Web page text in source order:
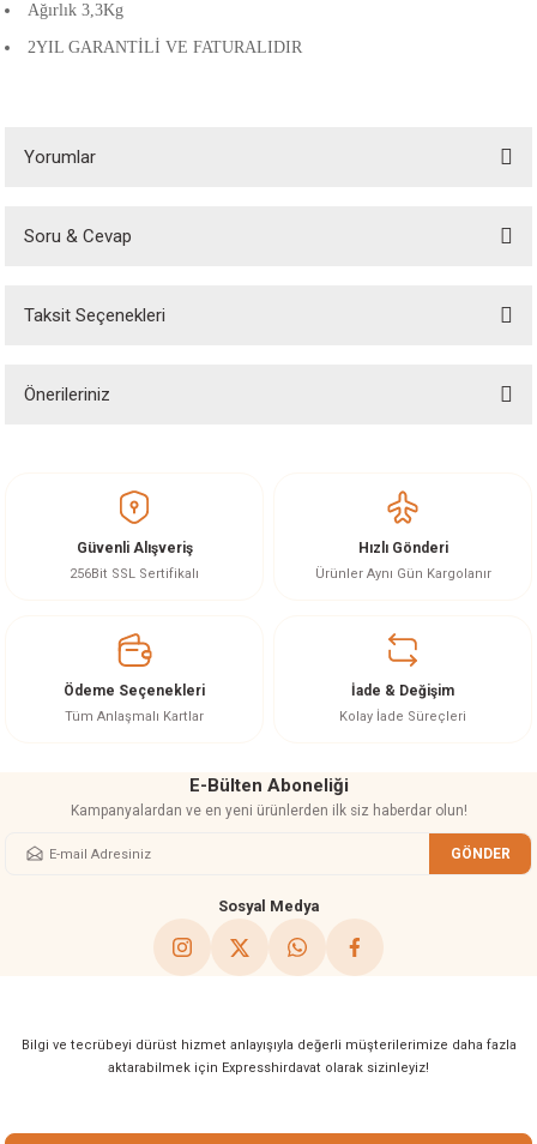
Ağırlık 3,3Kg
2YIL GARANTİLİ VE FATURALIDIR
Yorumlar
Soru & Cevap
Ürün hakkında henüz soru sorulmamış.
Taksit Seçenekleri
Önerileriniz
Görüş ve önerileriniz için teşekkür ederiz.
Ürün resmi kalitesiz, bozuk veya görüntülenemiyor.
Ürün bilgilerinde hatalar bulunuyor.
Bu ürüne benzer farklı alternatifler olmalı.
Güvenli Alışveriş
256Bit SSL Sertifikalı
Hızlı Gönderi
Ürünler Aynı Gün Kargolanır
Ödeme Seçenekleri
Tüm Anlaşmalı Kartlar
İade & Değişim
Kolay İade Süreçleri
E-Bülten Aboneliği
Kampanyalardan ve en yeni ürünlerden ilk siz haberdar olun!
GÖNDER
Sosyal Medya
Bilgi ve tecrübeyi dürüst hizmet anlayışıyla değerli müşterilerimize daha fazla
aktarabilmek için Expresshirdavat olarak sizinleyiz!